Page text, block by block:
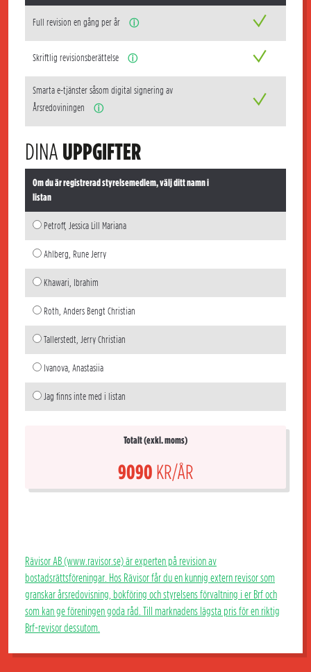
Full revision en gång per år ⓘ
Skriftlig revisionsberättelse ⓘ
Smarta e-tjänster såsom digital signering av
Årsredoviningen
ⓘ
DINA UPPGIFTER
Om du är registrerad styrelsemedlem, välj ditt namn i
listan
Petroff, Jessica Lill Mariana
Ahlberg, Rune Jerry
Khawari, Ibrahim
Roth, Anders Bengt Christian
Tallerstedt, Jerry Christian
Ivanova, Anastasiia
Jag finns inte med i listan
Totalt (exkl. moms)
9090 KR/ÅR
Rävisor AB (www.ravisor.se) är experten på revision av
bostadsrättsföreningar. Hos Rävisor får du en kunnig extern revisor som
granskar årsredovisning, bokföring och styrelsens förvaltning i er Brf och
som kan ge föreningen goda råd. Till marknadens lägsta pris för en riktig
Brf-revisor dessutom.